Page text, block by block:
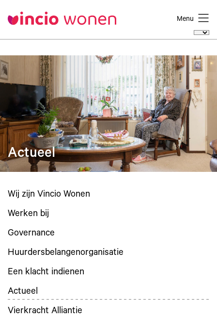
Menu
Actueel
Wij zijn Vincio Wonen
Werken bij
Governance
Huurdersbelangenorganisatie
Een klacht indienen
Actueel
Vierkracht Alliantie